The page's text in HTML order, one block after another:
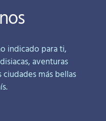
indicado para ti,
aventuras
más bellas